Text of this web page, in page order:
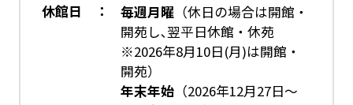
休館日 ： 毎週月曜（休日の場合は開館・
開苑し､翌平日休館・休苑
※2026年8月10日(月)は開館・
開苑）
年末年始（2026年12月27日～